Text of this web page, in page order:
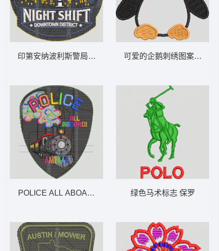
印第安纳波利斯警局夜班巡逻 猫头鹰 NIGHT
POLICE ALL ABOARD! AMTRAK POLICE 火车 AL
可爱的企鹅刺绣图案 企鹅
绿色马术标志 保罗